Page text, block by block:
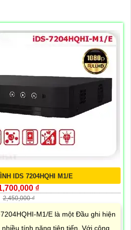
IDS 7204HQHI M1/E
₫
2,450,000 ₫
M1/E là một Đầu ghi hiện
tính năng tiên tiến. Với công